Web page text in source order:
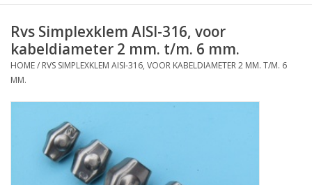
Rvs Dekbeslag
Rvs Accessoires
Rvs Ketting
Handlier
Rvs Simplexklem AISI-316, voor
kabeldiameter 2 mm. t/m. 6 mm.
HOME/ RVS SIMPLEXKLEM AISI-316, VOOR KABELDIAMETER 2 MM. T/M. 6
MM.